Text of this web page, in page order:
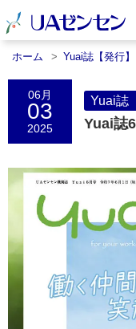
ホーム Yuai誌【発行】
06月
03
2025
Yuai誌
Yuai誌